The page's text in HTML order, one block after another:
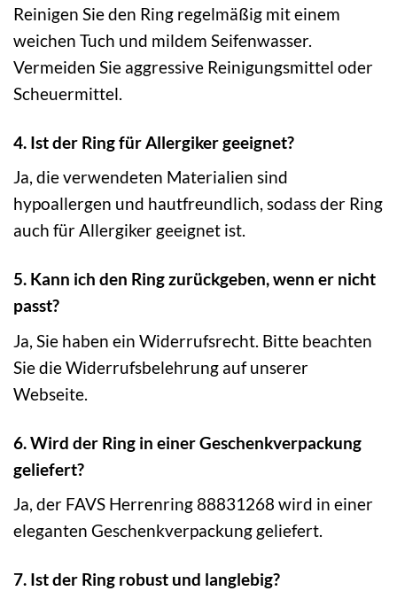
Reinigen Sie den Ring regelmäßig mit einem
weichen Tuch und mildem Seifenwasser.
Vermeiden Sie aggressive Reinigungsmittel oder
Scheuermittel.
4. Ist der Ring für Allergiker geeignet?
Ja, die verwendeten Materialien sind
hypoallergen und hautfreundlich, sodass der Ring
auch für Allergiker geeignet ist.
5. Kann ich den Ring zurückgeben, wenn er nicht
passt?
Ja, Sie haben ein Widerrufsrecht. Bitte beachten
Sie die Widerrufsbelehrung auf unserer
Webseite.
6. Wird der Ring in einer Geschenkverpackung
geliefert?
Ja, der FAVS Herrenring 88831268 wird in einer
eleganten Geschenkverpackung geliefert.
7. Ist der Ring robust und langlebig?